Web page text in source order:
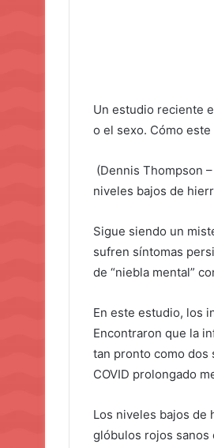
Un estudio reciente
o el sexo. Cómo
(Dennis Thompson
niveles bajos de
Sigue siendo un
sufren síntomas
de “niebla mental”
En este estudio, los
Encontraron que la
tan pronto como dos
COVID prolongado
Los niveles bajos de
glóbulos rojos sanos